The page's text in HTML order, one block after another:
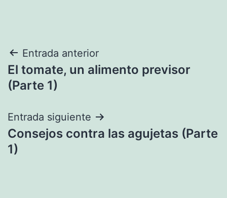
Navegación
de
Entrada anterior
El tomate, un alimento previsor
(Parte 1)
Entrada siguiente
Consejos contra las agujetas (Parte
1)